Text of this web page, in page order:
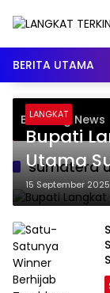
BERITA UTAMA
Breaking News
Polres
Narkoba, 34
sumatera
LANGKAT
Bupati
Utama
15 September 2025